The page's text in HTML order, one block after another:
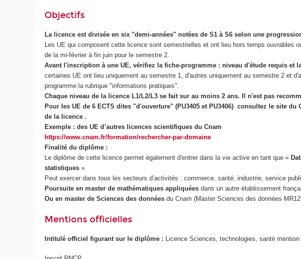
Objectifs
La licence est divisée en six "demi-années" notées de S1 à S6 selon une
Les UE qui composent cette licence sont semestrielles et ont lieu hors temps ouvrables
de la mi-février à fin juin pour le semestre 2.
Avant l'inscription à une UE, vérifiez la fiche-programme : niveau d'étude requis et
certaines UE ont lieu uniquement au semestre 1, d'autres uniquement au semestre 2 et
programme la rubrique "informations pratiques".
Chaque niveau de la licence L1/L2/L3 se fait sur au moins 2 ans. Il n'est pas
Pour les UE de 6 ECTS dites "d'ouverture" (PU3405 et PU3406) consultez le site
de la licence .
Exemple : des UE d’autres licences scientifiques du Cnam
https://www.cnam.fr/formation/rechercher-par-domaine
Finalité du diplôme :
Le diplôme de cette licence permet également d'entrer dans la vie active en tant que «
statistiques »
Peut exercer dans tous les secteurs d’activités : commerce, santé, industrie, service
Poursuite en master de mathématiques appliquéesdans un autre établissement
Ou en master de Sciences des donnéesdu Cnam (Master Sciences des données
Mentions officielles
Intitulé officiel figurant sur le diplôme : Licence Sciences, technologies, santé